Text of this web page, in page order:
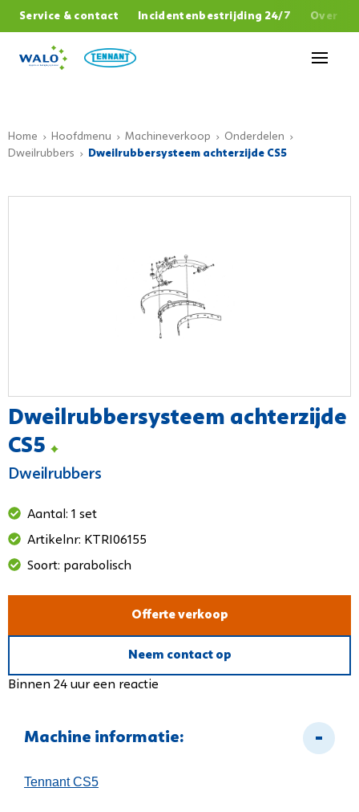
Service & contact Incidentenbestrijding 24/7 Over
Home Hoofdmenu Machineverkoop
Onderdelen
Dweilrubbers
Dweilrubbersysteem achterzijde CS5
Dweilrubbersysteem achterzijde
CS5
Dweilrubbers
Aantal: 1 set
Artikelnr: KTRI06155
Soort: parabolisch
Offerte verkoop
Neem contact op
Binnen 24 uur een reactie
Machine informatie:
Tennant CS5